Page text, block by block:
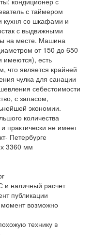
с таймером
кухня со шкафами и
с выдвижными
на месте. Машина
от 150 до 650
имеются), есть
что является крайней
чулка для санации
себестоимости
с запасом,
экономии.
количества
практически не имеет
Петербурге
3360 мм
наличный расчет
публикации
возможно
технику в